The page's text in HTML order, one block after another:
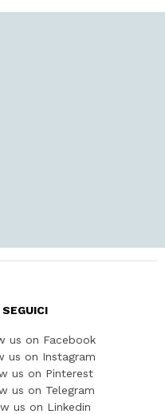
SEGUICI
us on Facebook
us on Instagram
us on Pinterest
us on Telegram
us on Linkedin